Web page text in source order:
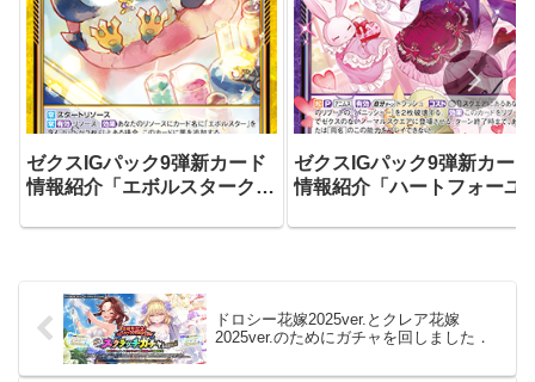
ゼクスIGパック9弾新カード
情報紹介「エボルスタークレ
ゼクスIGパック9弾新カード
情報紹介「ハートフォーユ
ドロシー花嫁2025ver.とクレア花嫁
2025ver.のためにガチャを回しました．